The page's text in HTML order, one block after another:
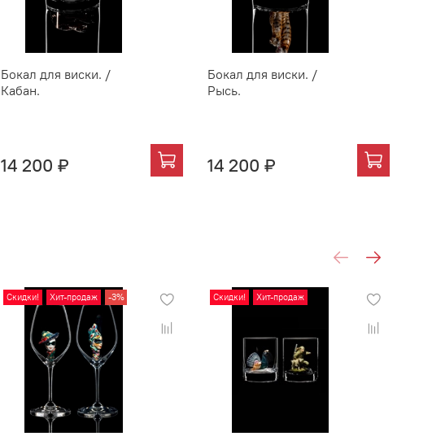
Бокал для виски. /
Кабан.
14 200 ₽
Бокал для виски. /
Рысь.
14 200 ₽
Скидки! Хит-продаж -3% Скидки! Хит-продаж